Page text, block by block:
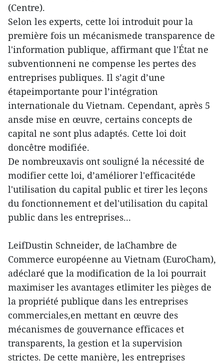
(Centre).
Selon les experts, cette loi introduit pour la
première fois un mécanismede transparence de
l'information publique, affirmant que l'État ne
subventionneni ne compense les pertes des
entreprises publiques. Il s’agit d’une
étapeimportante pour l’intégration
internationale du Vietnam. Cependant, après 5
ansde mise en œuvre, certains concepts de
capital ne sont plus adaptés. Cette loi doit
doncêtre modifiée.
De nombreuxavis ont souligné la nécessité de
modifier cette loi, d’améliorer l'efficacitéde
l'utilisation du capital public et tirer les leçons
du fonctionnement et del'utilisation du capital
public dans les entreprises...
LeifDustin Schneider, de laChambre de
Commerce européenne au Vietnam (EuroCham),
adéclaré que la modification de la loi pourrait
maximiser les avantages etlimiter les pièges de
la propriété publique dans les entreprises
commerciales,en mettant en œuvre des
mécanismes de gouvernance efficaces et
transparents, la gestion et la supervision
strictes. De cette manière, les entreprises